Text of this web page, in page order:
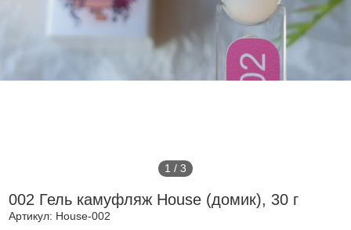
1 / 3
002 Гель камуфляж House (домик), 30 г
Артикул: House-002